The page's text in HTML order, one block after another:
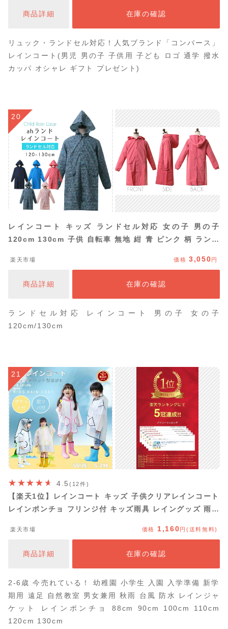
商品詳細
在庫の確認
リュック・ランドセル対応！人気ブランド「コンバース」
レインコート(男児 男の子 子供用 子ども ロゴ 通学 撥水
カッパ オシャレ ギフト プレゼント)
20
レインコート キッズ ランドセル対応 女の子 男の子
120cm 130cm 子供 自転車 無地 紺 青 ピンク 柄 ランド
災グッズ 雨具 カッパ 合羽 超撥水 反射素材 収納バッグ付
楽天市場 価格 3,050円
商品詳細 在庫の確認
ランドセル対応 レインコート 男の子 女の子
120cm/130cm
21
4.5(12件)
【楽天1位】レインコート キッズ 子供クリアレインコート
レインポンチョ フリンジ付 キッズ雨具 レイングッズ 雨カ
豪雨 梅雨対策 女の子 男の子 レインパーカー おしゃれ 保
楽天市場 価格 1,160 円(送料無料)
商品詳細 在庫の確認
2-6歳 今売れている！ 幼稚園 小学生 入園 入学準備 新学
期用 遠足 自然教室 男女兼用 秋雨 台風 防水 レインジャ
ケット レインポンチョ 88cm 90cm 100cm 110cm
120cm 130cm